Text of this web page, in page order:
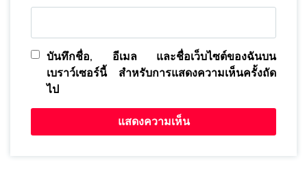
บันทึกชื่อ, อีเมล และชื่อเว็บไซต์ของฉันบน
เบราว์เซอร์นี้ สำหรับการแสดงความเห็นครั้งถัด
ไป